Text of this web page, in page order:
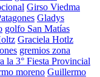
Girso Viedma
Gladys
golfo San Matías
Graciela Hotlz
gremios zona
la 3° Fiesta Provincial
moreno Guillermo